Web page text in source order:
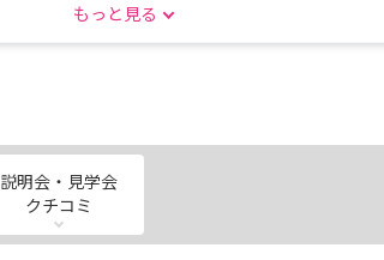
もっと見る
説明会・見学会
クチコミ